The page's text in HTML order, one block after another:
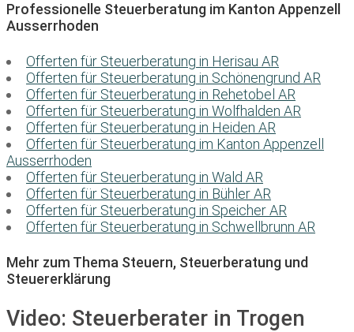
Professionelle Steuerberatung im Kanton Appenzell
Ausserrhoden
Offerten für Steuerberatung in Herisau AR
Offerten für Steuerberatung in Schönengrund AR
Offerten für Steuerberatung in Rehetobel AR
Offerten für Steuerberatung in Wolfhalden AR
Offerten für Steuerberatung in Heiden AR
Offerten für Steuerberatung im Kanton Appenzell
Ausserrhoden
Offerten für Steuerberatung in Wald AR
Offerten für Steuerberatung in Bühler AR
Offerten für Steuerberatung in Speicher AR
Offerten für Steuerberatung in Schwellbrunn AR
Mehr zum Thema Steuern, Steuerberatung und
Steuererklärung
Video: Steuerberater in Trogen